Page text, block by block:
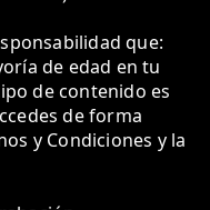
que:
de edad en tu
de contenido es
de forma
y Condiciones y la